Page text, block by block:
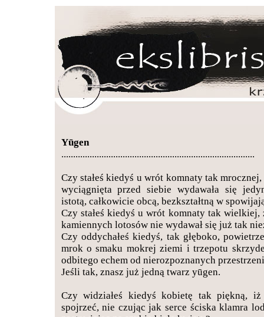
Yūgen
..................................................................................
Czy stałeś kiedyś u wrót komnaty tak mrocznej,
wyciągnięta przed siebie wydawała się
istotą, całkowicie obcą, bezkształtną w
Czy stałeś kiedyś u wrót komnaty tak wielkiej,
kamiennych lotosów nie wydawał się już tak
Czy oddychałeś kiedyś, tak głęboko,
mrok o smaku mokrej ziemi i trzepotu
odbitego echem od nierozpoznanych
Jeśli tak, znasz już jedną twarz yūgen.
Czy widziałeś kiedyś kobietę tak piękną,
spojrzeć, nie czując jak serce ściska klamra